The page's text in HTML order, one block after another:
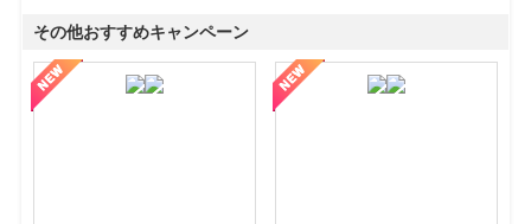
その他おすすめキャンペーン